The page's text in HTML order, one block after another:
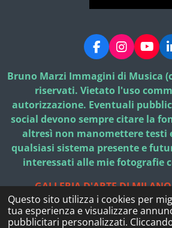
Questo sito utilizza i cookies per
tua esperienza e visualizzare
pubblicitari personalizzati.
F
a
c
e
b
o
o
k
I
n
s
t
a
g
r
a
Y
o
u
T
u
b
e
Bruno Marzi Immagini di Musica
riservati. Vietato l'uso
autorizzazione. Eventuali
social devono sempre citare la
altresì non manomettere testi
qualsiasi sistema presente e
interessati alle mie
GALLERIA D'ARTE DI
© 2025 - 2026 Bruno Marzi Immagini
Fornito daWebador